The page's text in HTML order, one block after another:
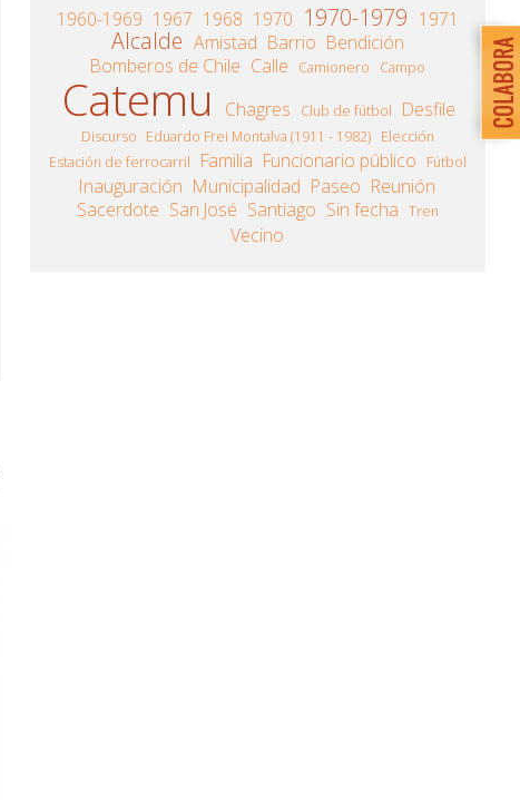
1960-1969 1967 1968 1970 1970-1979 1971
Alcalde Amistad Barrio Bendición
Bomberos de Chile Calle Camionero Campo
Catemu Chagres Club de fútbol Desfile
Discurso Eduardo Frei Montalva (1911 - 1982) Elección
Estación de ferrocarril
Familia Funcionario público Fútbol
Inauguración Municipalidad Paseo Reunión
Sacerdote San José Santiago Sin fecha Tren
Vecino